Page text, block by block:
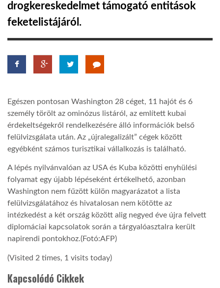
HÍR3D
TROPICALMAGAZIN
AFRIKA TUDÁSTÁR
A NAP SZÉPE
LINKTR.EE
GLOBOZSARU
LATIMO.HU
drogkereskedelmet támogató entitások
feketelistájáról.
Egészen pontosan Washington 28 céget, 11 hajót és 6
személy törölt az ominózus listáról, az említett kubai
érdekeltségekről rendelkezésére álló információk belső
felülvizsgálata után. Az „újralegalizált” cégek között
egyébként számos turisztikai vállalkozás is található.
A lépés nyilvánvalóan az USA és Kuba közötti enyhülési
folyamat egy újabb lépéseként értékelhető, azonban
Washington nem fűzött külön magyarázatot a lista
felülvizsgálatához és hivatalosan nem kötötte az
intézkedést a két ország között alig negyed éve újra felvett
diplomáciai kapcsolatok során a tárgyalóasztalra került
napirendi pontokhoz.(Fotó:AFP)
(Visited 2 times, 1 visits today)
Kapcsolódó Cikkek